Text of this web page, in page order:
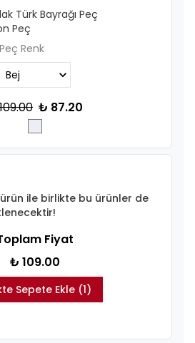
Türk Bayrağı Peç
Peç
Peç Renk
₺ 87.20
ile birlikte bu ürünler de
Fiyat
₺ 109.00
Sepete Ekle (1)